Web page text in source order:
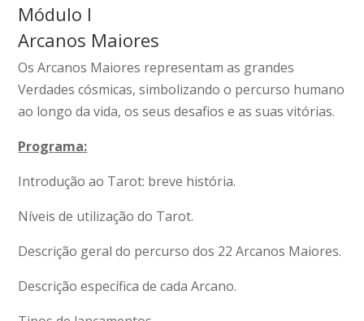
Módulo I
Arcanos Maiores
Os Arcanos Maiores representam as grandes
Verdades cósmicas, simbolizando o percurso humano
ao longo da vida, os seus desafios e as suas vitórias.
Programa:
Introdução ao Tarot: breve história.
Níveis de utilização do Tarot.
Descrição geral do percurso dos 22 Arcanos Maiores.
Descrição específica de cada Arcano.